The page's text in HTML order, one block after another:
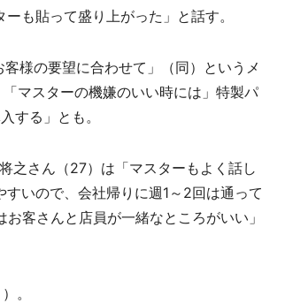
も貼って盛り上がった」と話す。
様の要望に合わせて」（同）というメ
マスターの機嫌のいい時には」特製パ
する」とも。
之さん（27）は「マスターもよく話し
いので、会社帰りに週1～2回は通って
客さんと店員が一緒なところがいい」
。